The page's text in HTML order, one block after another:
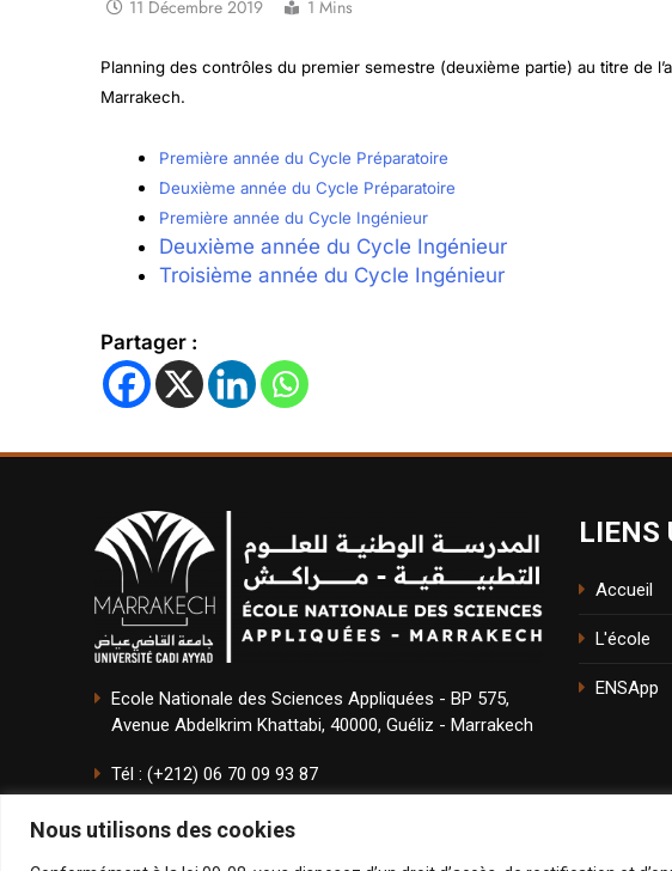
Nous utilisons des cookies
11 Décembre 2019 1 Mins
Planning des contrôles du premier semestre (deuxième partie) au titre de
Marrakech.
Première année du Cycle Préparatoire
Deuxième année du Cycle Préparatoire
Première année du Cycle Ingénieur
Deuxième année du Cycle Ingénieur
Troisième année du Cycle Ingénieur
Partager :
Ecole Nationale des Sciences Appliquées - BP 575,
Avenue Abdelkrim Khattabi, 40000, Guéliz - Marrakech
Tél : (+212) 06 70 09 93 87
Email : direction.ensam@uca.ac.ma
LIENS
Accueil
L'école
ENSApp